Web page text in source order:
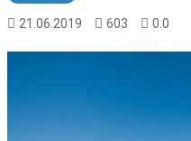
21.06.2019 603 0.0